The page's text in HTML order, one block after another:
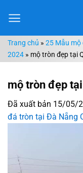
đến
dungTrang chủ » 25 Mẫu mộ
2024 » mộ tròn đẹp tại
mộ tròn đẹp
Đã xuất bản 15/05/
đá tròn tại Đà Nẵng